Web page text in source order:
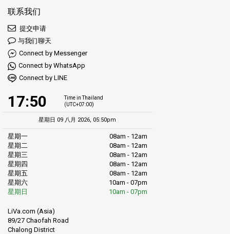
联系我们
提交申请
与我们聊天
Connect by Messenger
Connect by WhatsApp
Connect by LINE
17:50
Time in Thailand
(UTC+07:00)
星期日 09 八月 2026, 05:50pm
星期一
08am - 12am
星期二
08am - 12am
星期三
08am - 12am
星期四
08am - 12am
星期五
08am - 12am
星期六
10am - 07pm
星期日
10am - 07pm
LiVa.com (Asia)
89/27 Chaofah Road
Chalong District